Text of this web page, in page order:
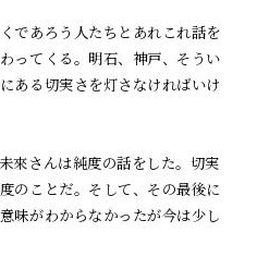
であろう人たちとあれこれ話を
ってくる。明石、神戸、そうい
ある切実さを灯さなければいけ
來さんは純度の話をした。切実
のことだ。そして、その最後に
味がわからなかったが今は少し